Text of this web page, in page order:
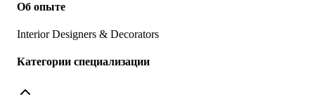
Об опыте
Interior Designers & Decorators
Категории специализации